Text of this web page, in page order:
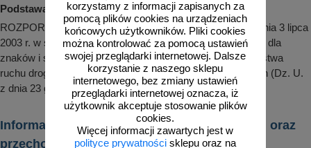
korzystamy z informacji zapisanych za
pomocą plików cookies na urządzeniach
końcowych użytkowników. Pliki cookies
można kontrolować za pomocą ustawień
swojej przeglądarki internetowej. Dalsze
korzystanie z naszego sklepu
internetowego, bez zmiany ustawień
przeglądarki internetowej oznacza, iż
użytkownik akceptuje stosowanie plików
cookies.
Więcej informacji zawartych jest w
polityce prywatności sklepu oraz na
Podstawa prawna:
ROZPORZĄDZENIE MINISTRA INFRASTRUKTURY z dnia 3 lipca
2003 r. w sprawie szczegółowych warunków technicznych dla
znaków i sygnałów drogowych oraz urządzeń bezpieczeństwa
ruchu drogowego i warunków ich umieszczania na drogach (Dz. U.
z dnia 23 grudnia 2003 r.)
Informacje dotyczące transportu, rozładunku oraz
przechowywania znaków drogowych